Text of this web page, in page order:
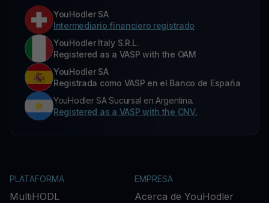
YouHodler SA
Intermediario financiero registrado
YouHodler Italy S.R.L.
Registered as a VASP with the OAM
YouHodler SA
Registrada como VASP en el Banco de España
YouHodler SA Sucursal en Argentina.
Registered as a VASP with the CNV.
PLATAFORMA
MultiHODL
EMPRESA
Acerca de YouHodler